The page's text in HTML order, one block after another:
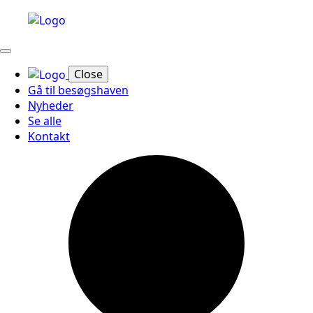
Close
Gå til besøgshaven
Nyheder
Se alle
Kontakt